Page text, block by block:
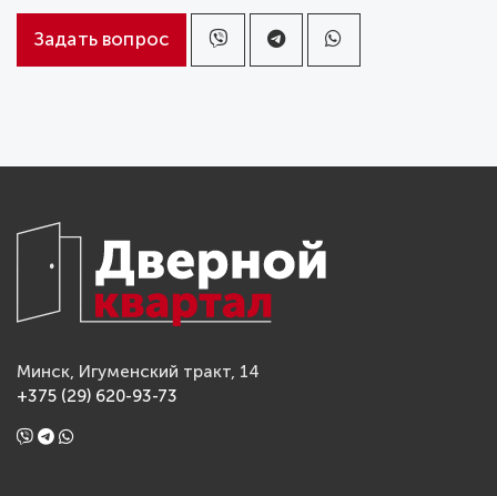
Задать вопрос
Минск, Игуменский тракт, 14
+375 (29) 620-93-73